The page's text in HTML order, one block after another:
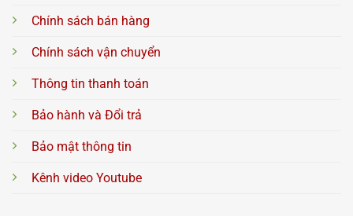
Chính sách bán hàng
Chính sách vận chuyển
Thông tin thanh toán
Bảo hành và Đổi trả
Bảo mật thông tin
Kênh video Youtube